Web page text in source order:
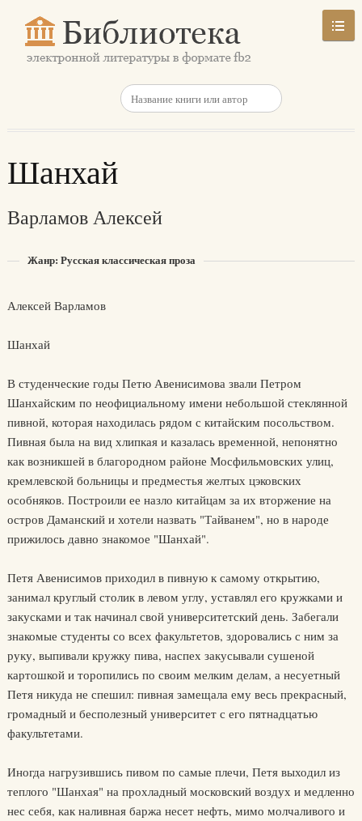
Шанхай
Варламов Алексей
Жанр: Русская классическая проза
Алексей Варламов
Шанхай
В студенческие годы Петю Авенисимова звали Петром
Шанхайским по неофициальному имени небольшой стеклянной
пивной, которая находилась рядом с китайским посольством.
Пивная была на вид хлипкая и казалась временной, непонятно
как возникшей в благородном районе Мосфильмовских улиц,
кремлевской больницы и предместья желтых цэковских
особняков. Построили ее назло китайцам за их вторжение на
остров Даманский и хотели назвать "Тайванем", но в народе
прижилось давно знакомое "Шанхай".
Петя Авенисимов приходил в пивную к самому открытию,
занимал круглый столик в левом углу, уставлял его кружками и
закусками и так начинал свой университетский день. Забегали
знакомые студенты со всех факультетов, здоровались с ним за
руку, выпивали кружку пива, наспех закусывали сушеной
картошкой и торопились по своим мелким делам, а несуетный
Петя никуда не спешил: пивная замещала ему весь прекрасный,
громадный и бесполезный университет с его пятнадцатью
факультетами.
Иногда нагрузившись пивом по самые плечи, Петя выходил из
теплого "Шанхая" на прохладный московский воздух и медленно
нес себя, как наливная баржа несет нефть, мимо молчаливого и